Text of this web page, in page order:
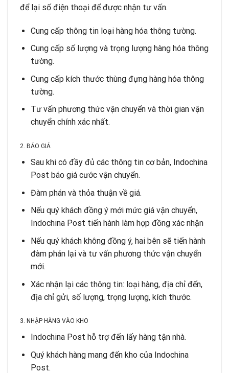
để lại số điện thoại để được nhận tư vấn.
Cung cấp thông tin loại hàng hóa thông tường.
Cung cấp số lượng và trọng lượng hàng hóa thông
tường.
Cung cấp kích thước thùng đựng hàng hóa thông
tường.
Tư vấn phương thức vận chuyển và thời gian vận
chuyển chính xác nhất.
2. BÁO GIÁ
Sau khi có đầy đủ các thông tin cơ bản, Indochina
Post báo giá cước vận chuyển.
Đàm phán và thỏa thuận về giá.
Nếu quý khách đồng ý mới mức giá vận chuyển,
Indochina Post tiến hành làm hợp đồng xác nhận
Nếu quý khách không đồng ý, hai bên sẽ tiến hành
đàm phán lại và tư vấn phương thức vận chuyển
mới.
Xác nhận lại các thông tin: loại hàng, địa chỉ đến,
địa chỉ gửi, số lượng, trọng lượng, kích thước.
3. NHẬP HÀNG VÀO KHO
Indochina Post hỗ trợ đến lấy hàng tận nhà.
Quý khách hàng mang đến kho của Indochina
Post.